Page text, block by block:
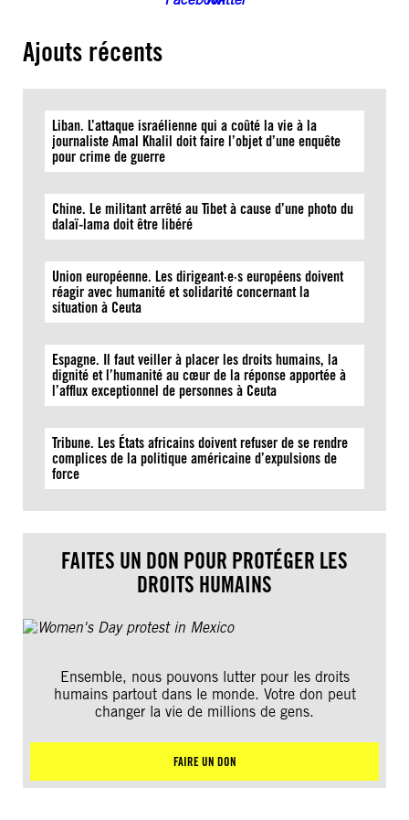
Ajouts récents
Liban. L’attaque israélienne qui a coûté la vie à la
journaliste Amal Khalil doit faire l’objet d’une enquête
pour crime de guerre
Chine. Le militant arrêté au Tibet à cause d’une photo du
dalaï-lama doit être libéré
Union européenne. Les dirigeant·e·s européens doivent
réagir avec humanité et solidarité concernant la
situation à Ceuta
Espagne. Il faut veiller à placer les droits humains, la
dignité et l’humanité au cœur de la réponse apportée à
l’afflux exceptionnel de personnes à Ceuta
Tribune. Les États africains doivent refuser de se rendre
complices de la politique américaine d’expulsions de
force
FAITES UN DON POUR PROTÉGER LES
DROITS HUMAINS
Ensemble, nous pouvons lutter pour les droits
humains partout dans le monde. Votre don peut
changer la vie de millions de gens.
FAIRE UN DON